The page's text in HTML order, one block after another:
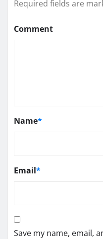
Required fields are
Comment
Name*
Email*
Save my name, email,